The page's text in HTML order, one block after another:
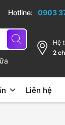
Hotline: 0903
Hệ
2
Liên hệ